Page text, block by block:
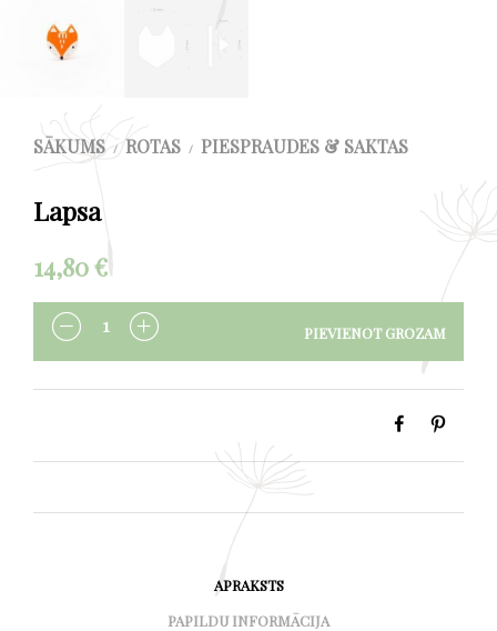
SĀKUMS / ROTAS / PIESPRAUDES & SAKTAS
Lapsa
14,80€
DAUDZUMS PIEVIENOT GROZAM
APRAKSTS
PAPILDU INFORMĀCIJA